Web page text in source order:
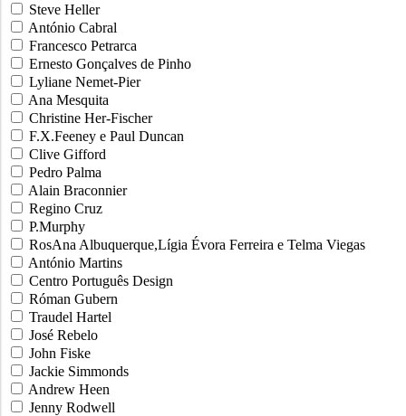
Steve Heller
António Cabral
Francesco Petrarca
Ernesto Gonçalves de Pinho
Lyliane Nemet-Pier
Ana Mesquita
Christine Her-Fischer
F.X.Feeney e Paul Duncan
Clive Gifford
Pedro Palma
Alain Braconnier
Regino Cruz
P.Murphy
RosAna Albuquerque,Lígia Évora Ferreira e Telma Viegas
António Martins
Centro Português Design
Róman Gubern
Traudel Hartel
José Rebelo
John Fiske
Jackie Simmonds
Andrew Heen
Jenny Rodwell